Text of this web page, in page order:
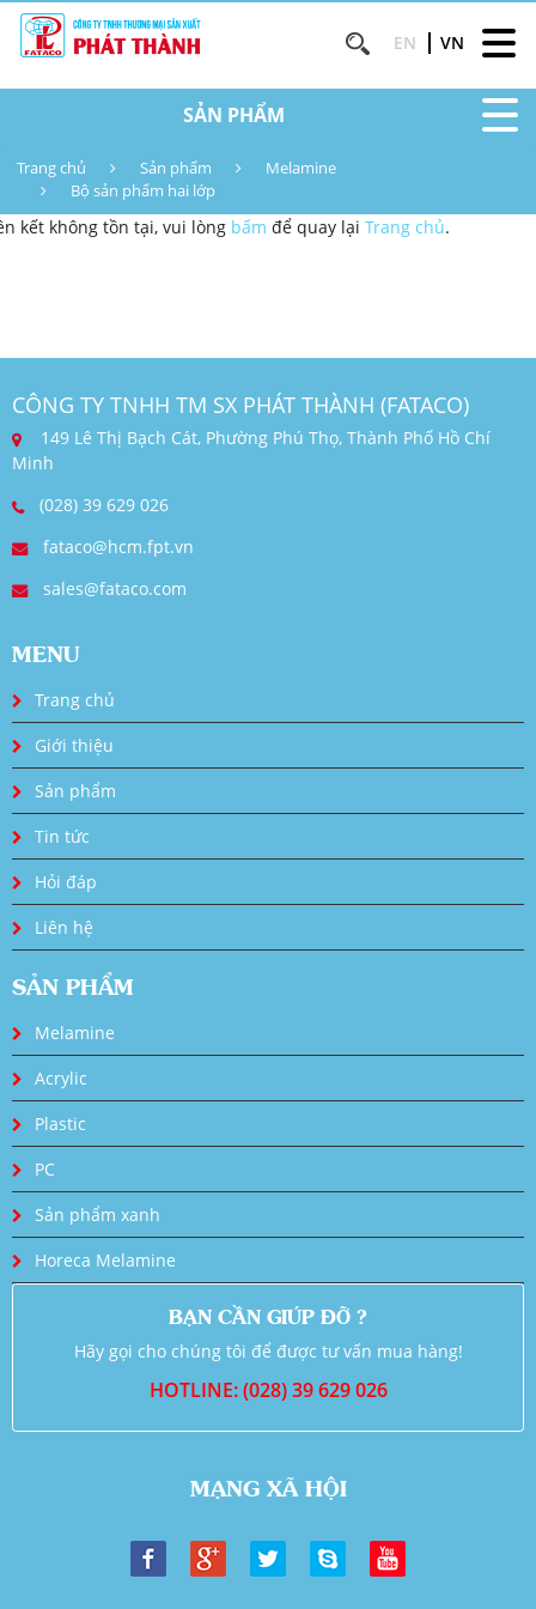
EN VN
SẢN PHẨM
Trang chủ Sản phẩm
Melamine
Bộ sản phẩm hai lớp
kết không tồn tại, vui lòng bấm để quay lại Trang chủ.
CÔNG TY TNHH TM SX PHÁT THÀNH (FATACO)
149 Lê Thị Bạch Cát, Phường Phú Thọ, Thành Phố Hồ Chí
Minh
(028) 39 629 026
fataco@hcm.fpt.vn
sales@fataco.com
MENU
Trang chủ
Giới thiệu
Sản phẩm
Tin tức
Hỏi đáp
Liên hệ
SẢN PHẨM
Melamine
Acrylic
Plastic
PC
Sản phẩm xanh
Horeca Melamine
BẠN CẦN GIÚP ĐỠ ?
Hãy gọi cho chúng tôi để được tư vấn mua hàng!
HOTLINE: (028) 39 629 026
MẠNG XÃ HỘI